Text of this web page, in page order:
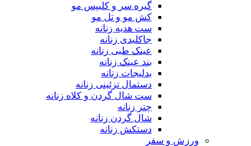
گیره سر و کلیپس مو
کش مو و تل مو
ست هدیه زنانه
جاکلیدی زنانه
عینک طبی زنانه
بند عینک زنانه
بدلیجات زنانه
دستمال تزئینی زنانه
ست شال گردن و کلاه زنانه
چتر زنانه
شال گردن زنانه
دستکش زنانه
ورزش و سفر